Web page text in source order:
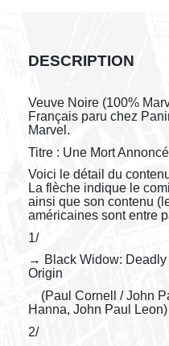
DESCRIPTION
Veuve Noire (100%
Français paru chez
Marvel.
Titre : Une Mort
Voici le détail du
La flèche indique le
ainsi que son contenu
américaines sont entre
1/
→ Black Widow:
Origin
(Paul Cornell / John
Hanna, John Paul Leon)
2/